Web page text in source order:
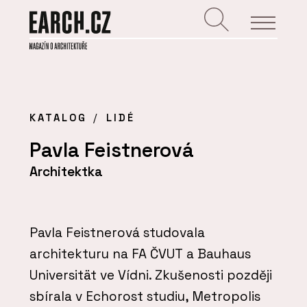
KATALOG LIDÉ
Pavla Feistnerová
Architektka
Pavla Feistnerová studovala
architekturu na FA ČVUT a Bauhaus
Universität ve Vídni. Zkušenosti později
sbírala v Echorost studiu, Metropolis